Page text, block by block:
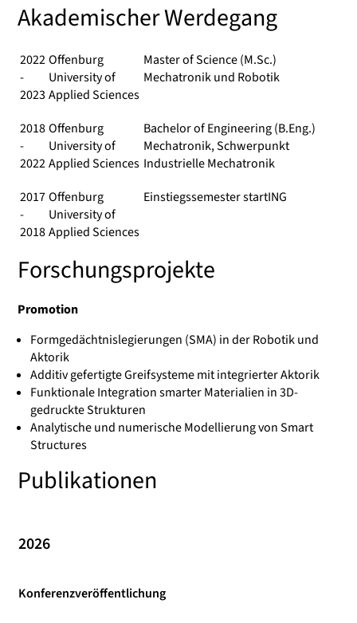
Akademischer Werdegang
2022
-
2023
Offenburg
University of
Applied Sciences
Master of Science (M.Sc.)
Mechatronik und Robotik
2018
-
2022
Offenburg
University of
Applied Sciences
Bachelor of Engineering (B.Eng.)
Mechatronik, Schwerpunkt
Industrielle Mechatronik
2017
-
2018
Offenburg
University of
Applied Sciences
Einstiegssemester startING
Forschungsprojekte
Promotion
Formgedächtnislegierungen (SMA) in der Robotik und
Aktorik
Additiv gefertigte Greifsysteme mit integrierter Aktorik
Funktionale Integration smarter Materialien in 3D-
gedruckte Strukturen
Analytische und numerische Modellierung von Smart
Structures
Publikationen
2026
Konferenzveröffentlichung